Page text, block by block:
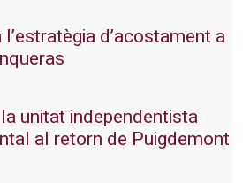
d’acostament a
unitat independentista
al retorn de Puigdemont